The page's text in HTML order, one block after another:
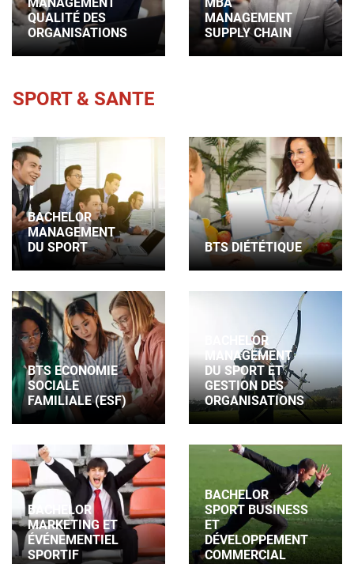
QUALITÉ DES
ORGANISATIONS
MANAGEMENT
SUPPLY CHAIN
SPORT & SANTE
BACHELOR
MANAGEMENT
DU SPORT
BTS DIÉTÉTIQUE
BTS ECONOMIE
SOCIALE
FAMILIALE (ESF)
BACHELOR
MANAGEMENT
DU SPORT ET
GESTION DES
ORGANISATIONS
BACHELOR
MARKETING ET
ÉVÉNEMENTIEL
SPORTIF
BACHELOR
SPORT BUSINESS
ET
DÉVELOPPEMENT
COMMERCIAL